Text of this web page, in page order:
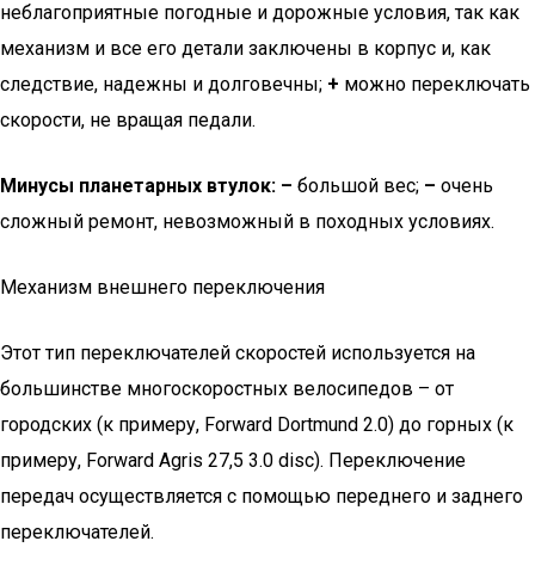
неблагоприятные погодные и дорожные условия, так как
механизм и все его детали заключены в корпус и, как
следствие, надежны и долговечны; + можно переключать
скорости, не вращая педали.
Минусы планетарных втулок: – большой вес; – очень
сложный ремонт, невозможный в походных условиях.
Механизм внешнего переключения
Этот тип переключателей скоростей используется на
большинстве многоскоростных велосипедов – от
городских (к примеру, Forward Dortmund 2.0) до горных (к
примеру, Forward Agris 27,5 3.0 disc). Переключение
передач осуществляется с помощью переднего и заднего
переключателей.